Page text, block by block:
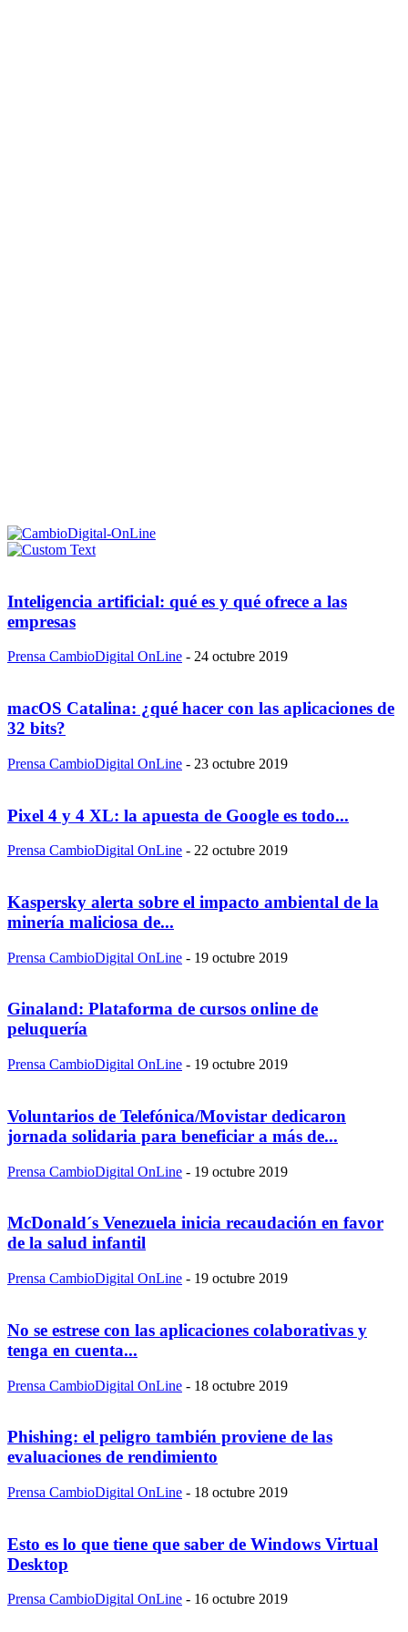
Inteligencia artificial: qué es y qué ofrece a las
empresas
Prensa CambioDigital OnLine - 24 octubre 2019
macOS Catalina: ¿qué hacer con las aplicaciones de
32 bits?
Prensa CambioDigital OnLine - 23 octubre 2019
Pixel 4 y 4 XL: la apuesta de Google es todo...
Prensa CambioDigital OnLine - 22 octubre 2019
Kaspersky alerta sobre el impacto ambiental de la
minería maliciosa de...
Prensa CambioDigital OnLine - 19 octubre 2019
Ginaland: Plataforma de cursos online de
peluquería
Prensa CambioDigital OnLine - 19 octubre 2019
Voluntarios de Telefónica/Movistar dedicaron
jornada solidaria para beneficiar a más de...
Prensa CambioDigital OnLine - 19 octubre 2019
McDonald´s Venezuela inicia recaudación en favor
de la salud infantil
Prensa CambioDigital OnLine - 19 octubre 2019
No se estrese con las aplicaciones colaborativas y
tenga en cuenta...
Prensa CambioDigital OnLine - 18 octubre 2019
Phishing: el peligro también proviene de las
evaluaciones de rendimiento
Prensa CambioDigital OnLine - 18 octubre 2019
Esto es lo que tiene que saber de Windows Virtual
Desktop
Prensa CambioDigital OnLine - 16 octubre 2019